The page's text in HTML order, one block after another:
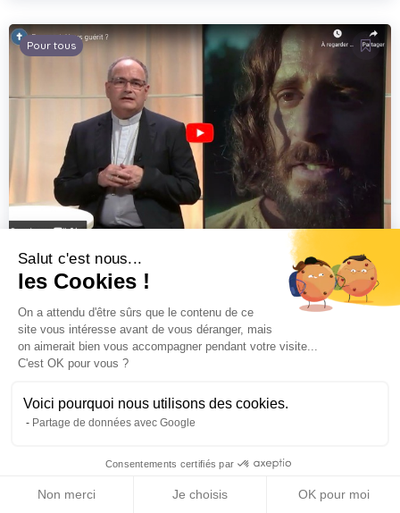
Salut c'est nous...
les Cookies !
On a attendu d'être sûrs que le contenu de ce
site vous intéresse avant de vous déranger, mais
on aimerait bien vous accompagner pendant votre visite...
C'est OK pour vous ?
Voici pourquoi nous utilisons des cookies.
Partage de données avec Google
Consentements certifiés par
Non merci Je choisis OK pour moi
Pour tous
Jésus m’envoie